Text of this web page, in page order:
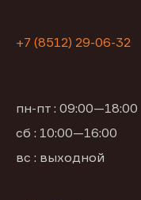
+7 (8512) 29-06-32
пн-пт : 09:00—18:00
сб : 10:00—16:00
вс : выходной